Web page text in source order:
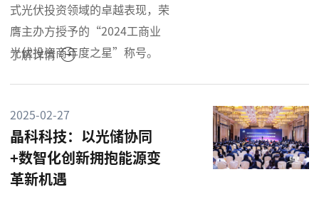
式光伏投资领域的卓越表现，荣
膺主办方授予的“2024工商业
光伏投资商年度之星”称号。
了解详情
2025-02-27
晶科科技：以光储协同
+数智化创新拥抱能源变
革新机遇